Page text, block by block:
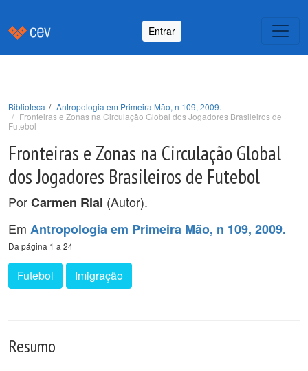
Entrar
Biblioteca
Antropologia em Primeira Mão, n 109, 2009.
Fronteiras e Zonas na Circulação Global dos Jogadores Brasileiros de
Futebol
Fronteiras e Zonas na Circulação Global
dos Jogadores Brasileiros de Futebol
PorCarmen Rial (Autor).
Em Antropologia em Primeira Mão, n 109, 2009.
Da página 1 a 24
Futebol Imigração
Resumo